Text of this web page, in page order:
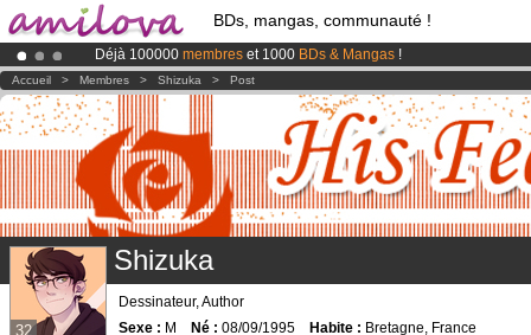
BDs, mangas, communauté !
Déjà 100000 membres et 1000 BDs & Mangas !
LeKickstarter Amilova est désormais lancé!.
Abonnement premium: à partir de3.95 eurospar mois !Clique ici
Accueil > Membres > Shizuka > Post
32
Shizuka
Dessinateur, Author
Sexe : M Né : 08/09/1995 Habite : Bretagne, France